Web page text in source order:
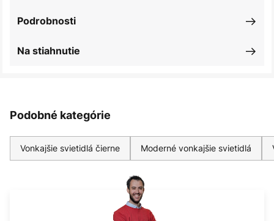
Podrobnosti
Na stiahnutie
Podobné kategórie
Vonkajšie svietidlá čierne Moderné vonkajšie svietidlá